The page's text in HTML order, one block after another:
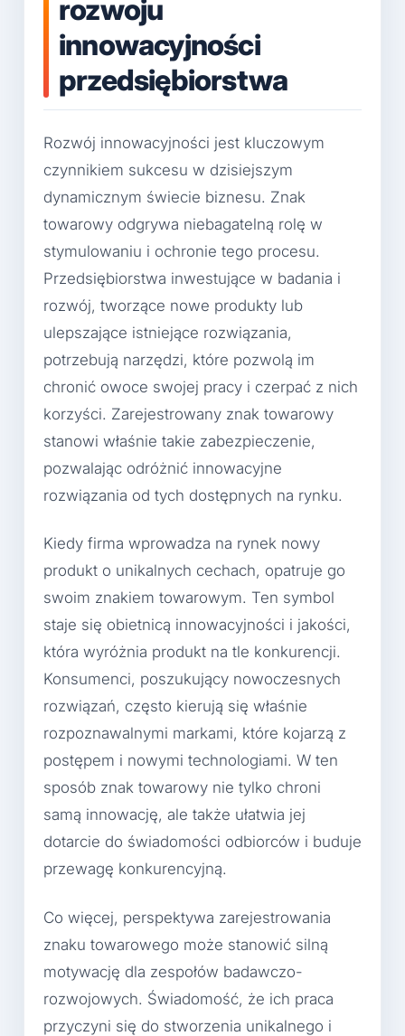
rozwoju
innowacyjności
przedsiębiorstwa
Rozwój innowacyjności jest kluczowym
czynnikiem sukcesu w dzisiejszym
dynamicznym świecie biznesu. Znak
towarowy odgrywa niebagatelną rolę w
stymulowaniu i ochronie tego procesu.
Przedsiębiorstwa inwestujące w badania i
rozwój, tworzące nowe produkty lub
ulepszające istniejące rozwiązania,
potrzebują narzędzi, które pozwolą im
chronić owoce swojej pracy i czerpać z nich
korzyści. Zarejestrowany znak towarowy
stanowi właśnie takie zabezpieczenie,
pozwalając odróżnić innowacyjne
rozwiązania od tych dostępnych na rynku.
Kiedy firma wprowadza na rynek nowy
produkt o unikalnych cechach, opatruje go
swoim znakiem towarowym. Ten symbol
staje się obietnicą innowacyjności i jakości,
która wyróżnia produkt na tle konkurencji.
Konsumenci, poszukujący nowoczesnych
rozwiązań, często kierują się właśnie
rozpoznawalnymi markami, które kojarzą z
postępem i nowymi technologiami. W ten
sposób znak towarowy nie tylko chroni
samą innowację, ale także ułatwia jej
dotarcie do świadomości odbiorców i buduje
przewagę konkurencyjną.
Co więcej, perspektywa zarejestrowania
znaku towarowego może stanowić silną
motywację dla zespołów badawczo-
rozwojowych. Świadomość, że ich praca
przyczyni się do stworzenia unikalnego i